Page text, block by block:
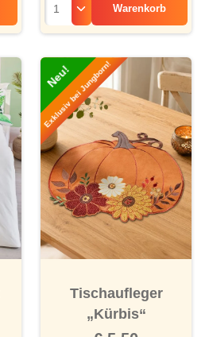
Warenkorb
Neu!
Exklusiv bei Jungborn!
Tischaufleger
„Kürbis“